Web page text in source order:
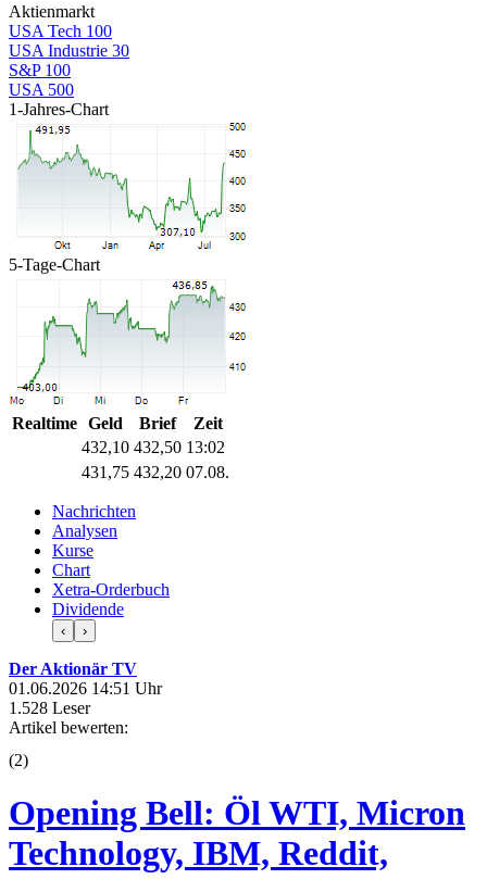
Aktienmarkt
USA Tech 100
USA Industrie 30
S&P 100
USA 500
1-Jahres-Chart
5-Tage-Chart
Realtime Geld Brief
Zeit
432,10 432,50 13:02
431,75 432,20 07.08.
Nachrichten
Analysen
Kurse
Chart
Xetra-Orderbuch
Dividende
‹ ›
Der Aktionär TV
01.06.2026 14:51 Uhr
1.528 Leser
Artikel bewerten:
(2)
Opening Bell: Öl WTI, Micron
Technology, IBM, Reddit,